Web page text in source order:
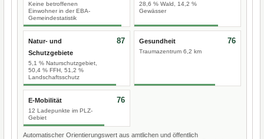
Keine betroffenen
Einwohner in der EBA-
Gemeindestatistik
28,6 % Wald, 14,2 %
Gewässer
Natur- und
Schutzgebiete
5,1 % Naturschutzgebiet,
50,4 % FFH, 51,2 %
Landschaftsschutz
87 Gesundheit
Traumazentrum 6,2 km
76
E-Mobilität
12 Ladepunkte im PLZ-
Gebiet
76
Automatischer Orientierungswert aus amtlichen und öffentlich